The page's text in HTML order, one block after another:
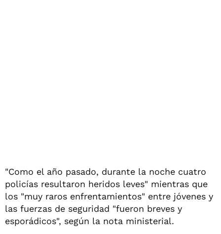
"Como el año pasado, durante la noche cuatro
policías resultaron heridos leves" mientras que
los "muy raros enfrentamientos" entre jóvenes y
las fuerzas de seguridad "fueron breves y
esporádicos", según la nota ministerial.